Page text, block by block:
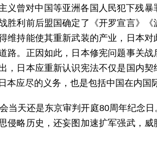
义曾对中国等亚洲各国人民犯下残
胜利前后盟国确定了《开罗宣言》
维持能使其重新武装的产业，日本
路。正因如此，日本修宪问题事关
，日本应重新认识宪法不仅是国内
本应尽的义务，也是包括中国在内国
当天还是东京审判开庭80周年纪念
侵略历史，还妄图加速扩军强武，